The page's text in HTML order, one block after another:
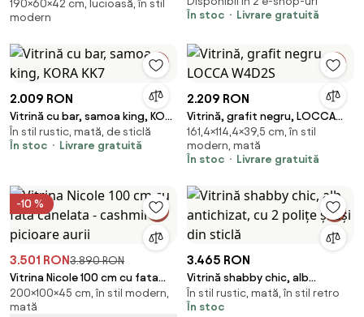
laminat/sticla, 60x42x190 cm
190×60×42 cm, lucioasă, în stil
modern
În stoc
Livrare gratuită
2.009 RON
Vitrină cu bar, samoa king, KORA
KK7
În stil rustic, mată, de sticlă
În stoc
Livrare gratuită
2.209 RON
Vitrină, grafit negru, LOCCA
W4D2S
161,4×114,4×39,5 cm, în stil
modern, mată
În stoc
Livrare gratuită
-10 %
3.501 RON3.890 RON
Vitrina Nicole 100 cm cu fata
canelata - cashmir / picioare
aurii
200×100×45 cm, în stil modern,
mată
3.465 RON
Vitrină shabby chic, alb
antichizat, cu 2 polițe și uși din
sticlă
În stil rustic, mată, în stil retro
În stoc